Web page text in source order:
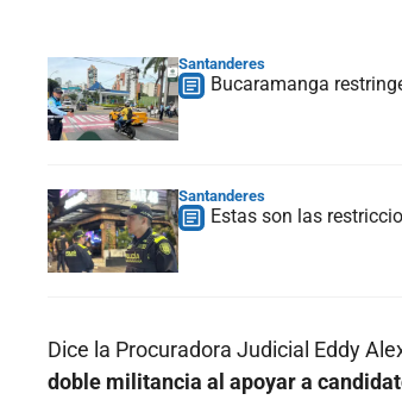
Santanderes
Bucaramanga
Santanderes
Estas son las
Dice la Procuradora Judicial Eddy
doble militancia al apoyar a